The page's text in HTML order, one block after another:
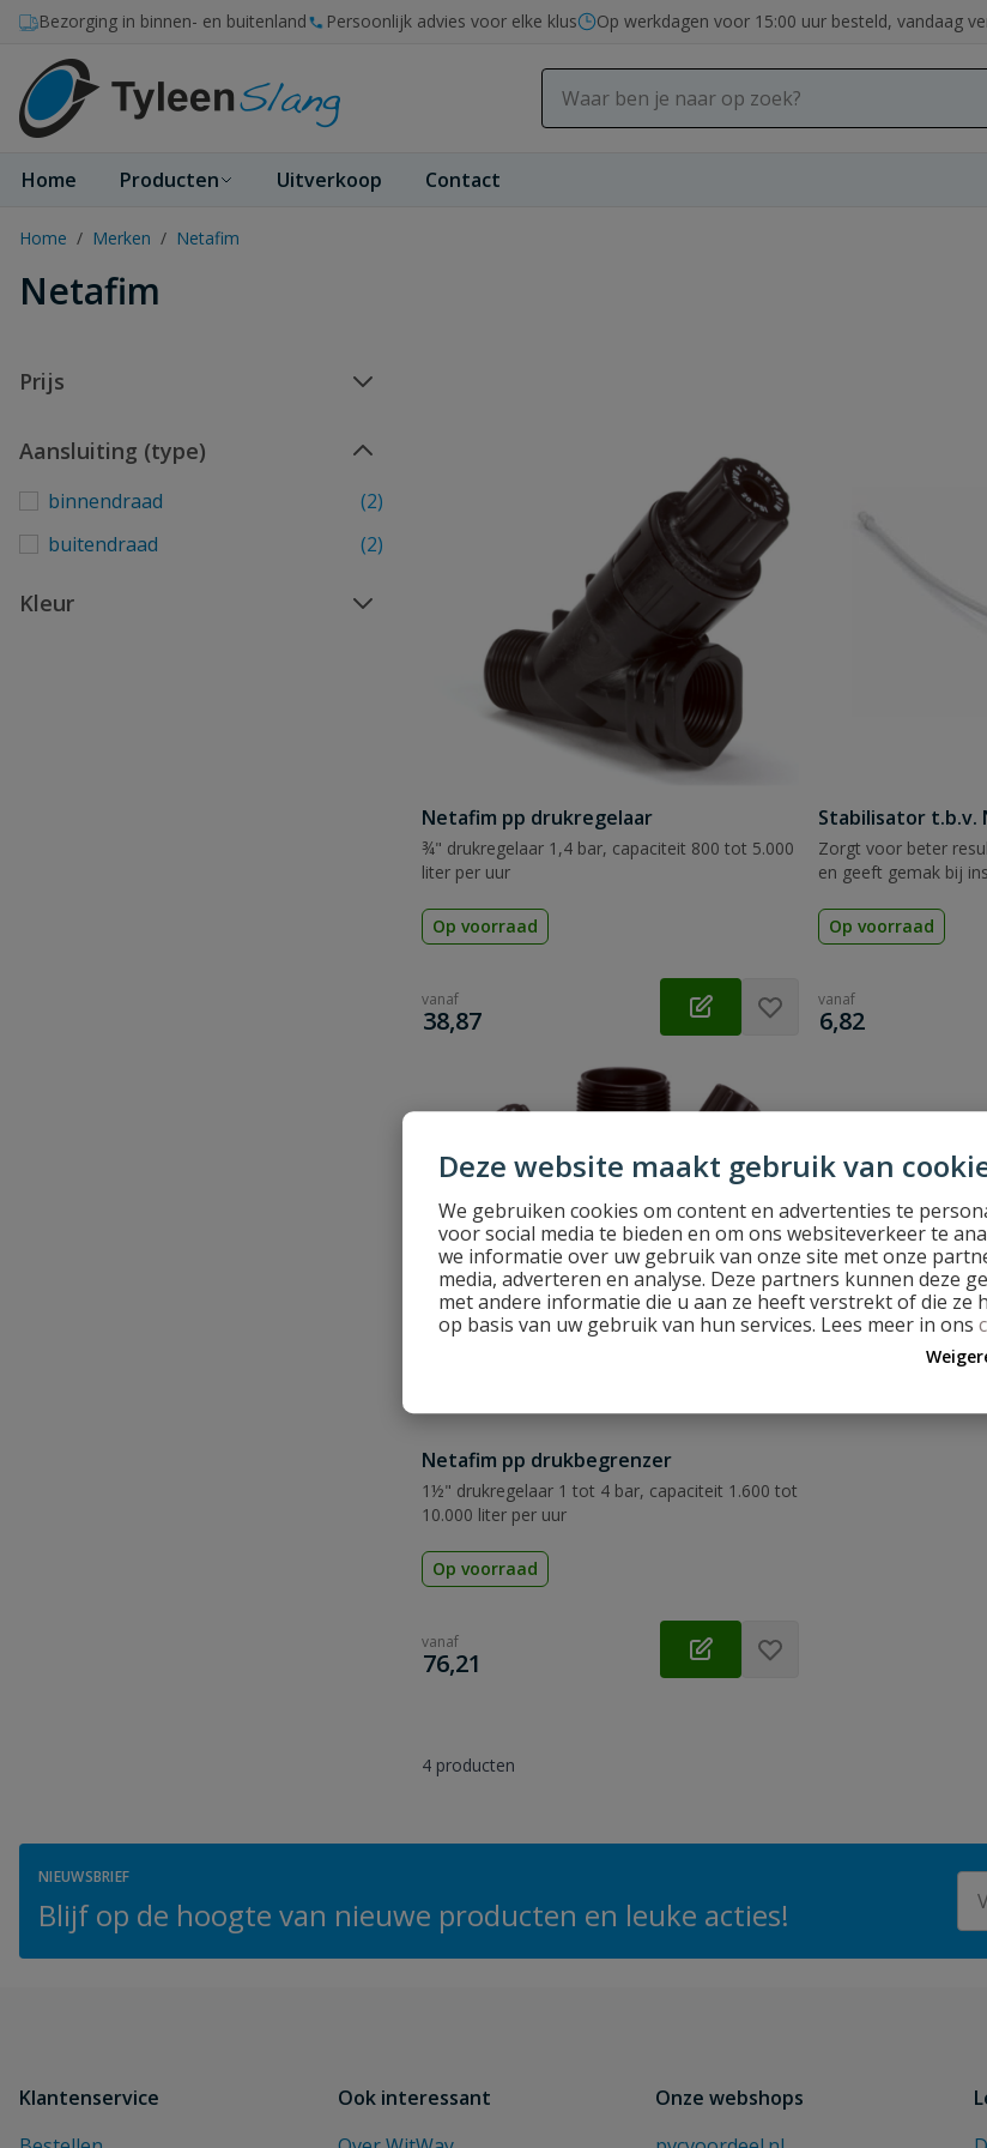
Deze website maakt gebruik van
We gebruiken cookies om content en advertenties te
voor social media te bieden en om ons websiteverkeer te
we informatie over uw gebruik van onze site met onze
media, adverteren en analyse. Deze partners kunnen deze
met andere informatie die u aan ze heeft verstrekt of die ze
op basis van uw gebruik van hun services. Lees meer in ons
Ga naar de inhoud
Bezorging in binnen- en buitenland Persoonlijk advies voor elke klus Op werkdagen voor 15:00 uur besteld, vandaag
Home Producten Uitverkoop Contact
Home / Merken / Netafim
Netafim
Prijs
Aansluiting (type)
binnendraad
(2)
buitendraad
(2)
Kleur
Netafim pp drukregelaar
¾" drukregelaar 1,4 bar, capaciteit 800 tot 5.000
liter per uur
Op voorraad
vanaf
€
38,87
Stabilisator t.b.v.
Zorgt voor beter
en geeft gemak bij
Op voorraad
vanaf
€
6,82
Netafim pp drukbegrenzer
1½" drukregelaar 1 tot 4 bar, capaciteit 1.600 tot
10.000 liter per uur
Op voorraad
vanaf
€
76,21
4 producten
NIEUWSBRIEF
Blijf op de hoogte van nieuwe producten en leuke acties!
Klantenservice
Ook interessant
Onze webshops